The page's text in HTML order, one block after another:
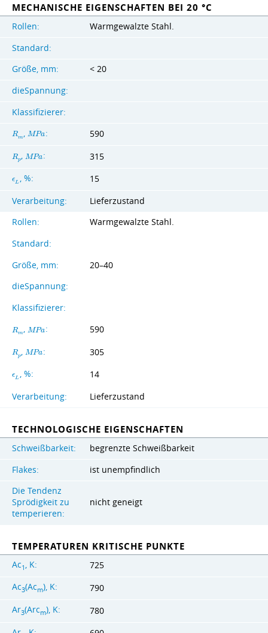
MECHANISCHE EIGENSCHAFTEN BEI 20 °C
Rollen:
Warmgewalzte Stahl.
Standard:
Größe, mm:
< 20
dieSpannung:
Klassifizierer:
Rm , MPa: 590
Rp,MPa: 315
ϵL , %: 15
Verarbeitung:
Lieferzustand
Rollen:
Warmgewalzte Stahl.
Standard:
Größe, mm:
20–40
dieSpannung:
Klassifizierer:
Rm, MPa: 590
Rp,MPa: 305
ϵL , %: 14
Verarbeitung: Lieferzustand
TECHNOLOGISCHE EIGENSCHAFTEN
Schweißbarkeit:
begrenzte Schweißbarkeit
Flakes:
ist unempfindlich
Die Tendenz
Sprödigkeit zu
temperieren:
nicht geneigt
TEMPERATUREN KRITISCHE PUNKTE
Ac1 , K: 725
Ac3(Acm), K: 790
Ar3(Arcm), K: 780